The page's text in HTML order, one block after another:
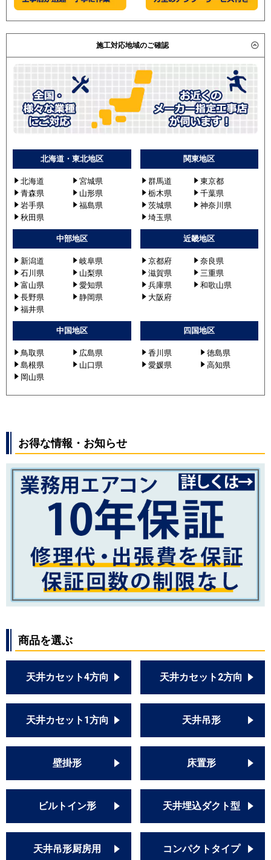
施工対応地域のご確認
北海道・東北地区
北海道
宮城県
青森県
山形県
岩手県
福島県
秋田県
関東地区
群馬道
東京都
栃木県
千葉県
茨城県
神奈川県
埼玉県
中部地区
新潟道
岐阜県
石川県
山梨県
富山県
愛知県
長野県
静岡県
福井県
近畿地区
京都府
奈良県
滋賀県
三重県
兵庫県
和歌山県
大阪府
中国地区
鳥取県
広島県
島根県
山口県
岡山県
四国地区
香川県
徳島県
愛媛県
高知県
お得な情報・お知らせ
商品を選ぶ
天井カセット4方向 天井カセット2方向
天井カセット1方向 天井吊形
壁掛形 床置形
ビルトイン形 天井埋込ダクト型
天井吊形厨房用 コンパクトタイプ